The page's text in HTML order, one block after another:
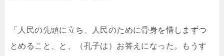
「人民の先頭に立ち、人民のために骨身を惜しまずつ
とめること、と、（孔子は）お答えになった。もうす